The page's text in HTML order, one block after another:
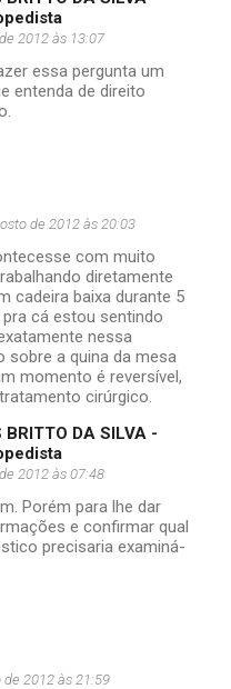
2012 às 13:07
essa pergunta um
entenda de direito
de 2012 às 20:03
com muito
diretamente
cadeira baixa durante 5
cá estou sentindo
nessa
sobre a quina da mesa
momento é reversível,
cirúrgico.
BRITTO DA SILVA -
2012 às 07:48
Porém para lhe dar
e confirmar qual
precisaria examiná-
2012 às 21:59